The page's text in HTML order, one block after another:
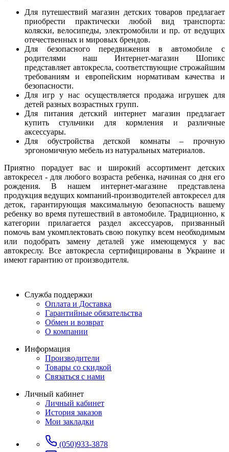
Для путешествий магазин детских товаров предлагает
приобрести практически любой вид транспорта:
коляски, велосипеды, электромобили и пр. от ведущих
отечественных и мировых брендов.
Для безопасного передвижения в автомобиле с
родителями наш Интернет-магазин Шопикс
представляет автокресла, соответствующие строжайшим
требованиям и европейским нормативам качества и
безопасности.
Для игр у нас осуществляется продажа игрушек для
детей разных возрастных групп.
Для питания детский интернет магазин предлагает
купить стульчики для кормления и различные
аксессуары.
Для обустройства детской комнаты – прочную
эргономичную мебель из натуральных материалов.
Приятно порадует вас и широкий ассортимент детских
автокресел - для любого возраста ребенка, начиная со дня его
рождения. В нашем интернет-магазине представлена
продукция ведущих компаний-производителей автокресел для
деток, гарантирующая максимальную безопасность вашему
ребенку во время путешествий в автомобиле. Традиционно, к
категории прилагается раздел аксессуаров, призванный
помочь вам укомплектовать свою покупку всем необходимым
или подобрать замену деталей уже имеющемуся у вас
автокреслу. Все автокресла сертифицированы в Украине и
имеют гарантию от производителя.
Служба поддержки
Оплата и Доставка
Гарантийные обязательства
Обмен и возврат
О компании
Информация
Производители
Товары со скидкой
Связаться с нами
Личный кабинет
Личный кабинет
История заказов
Мои закладки
(050)933-3878